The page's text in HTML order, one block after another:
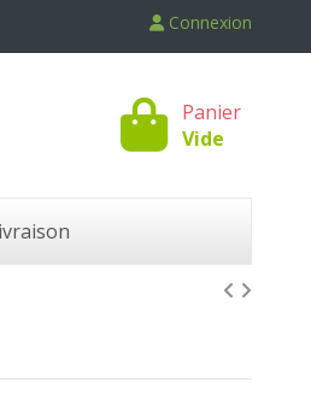
Connexion
Panier
Vide